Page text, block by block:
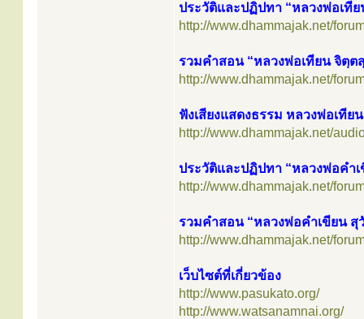
ประวัติและปฏิปทา “หลวงพ่อเที
http://www.dhammajak.net/
รวมคำสอน “หลวงพ่อเทียน จิตฺต
http://www.dhammajak.net/
ฟังเสียงแสดงธรรม หลวงพ่อเทีย
http://www.dhammajak.net/
ประวัติและปฏิปทา “หลวงพ่อคำ
http://www.dhammajak.net/
รวมคำสอน “หลวงพ่อคำเขียน
http://www.dhammajak.net/
เว็บไซต์ที่เกี่ยวข้อง
http://www.pasukato.org/
http://www.watsanamnai.org/